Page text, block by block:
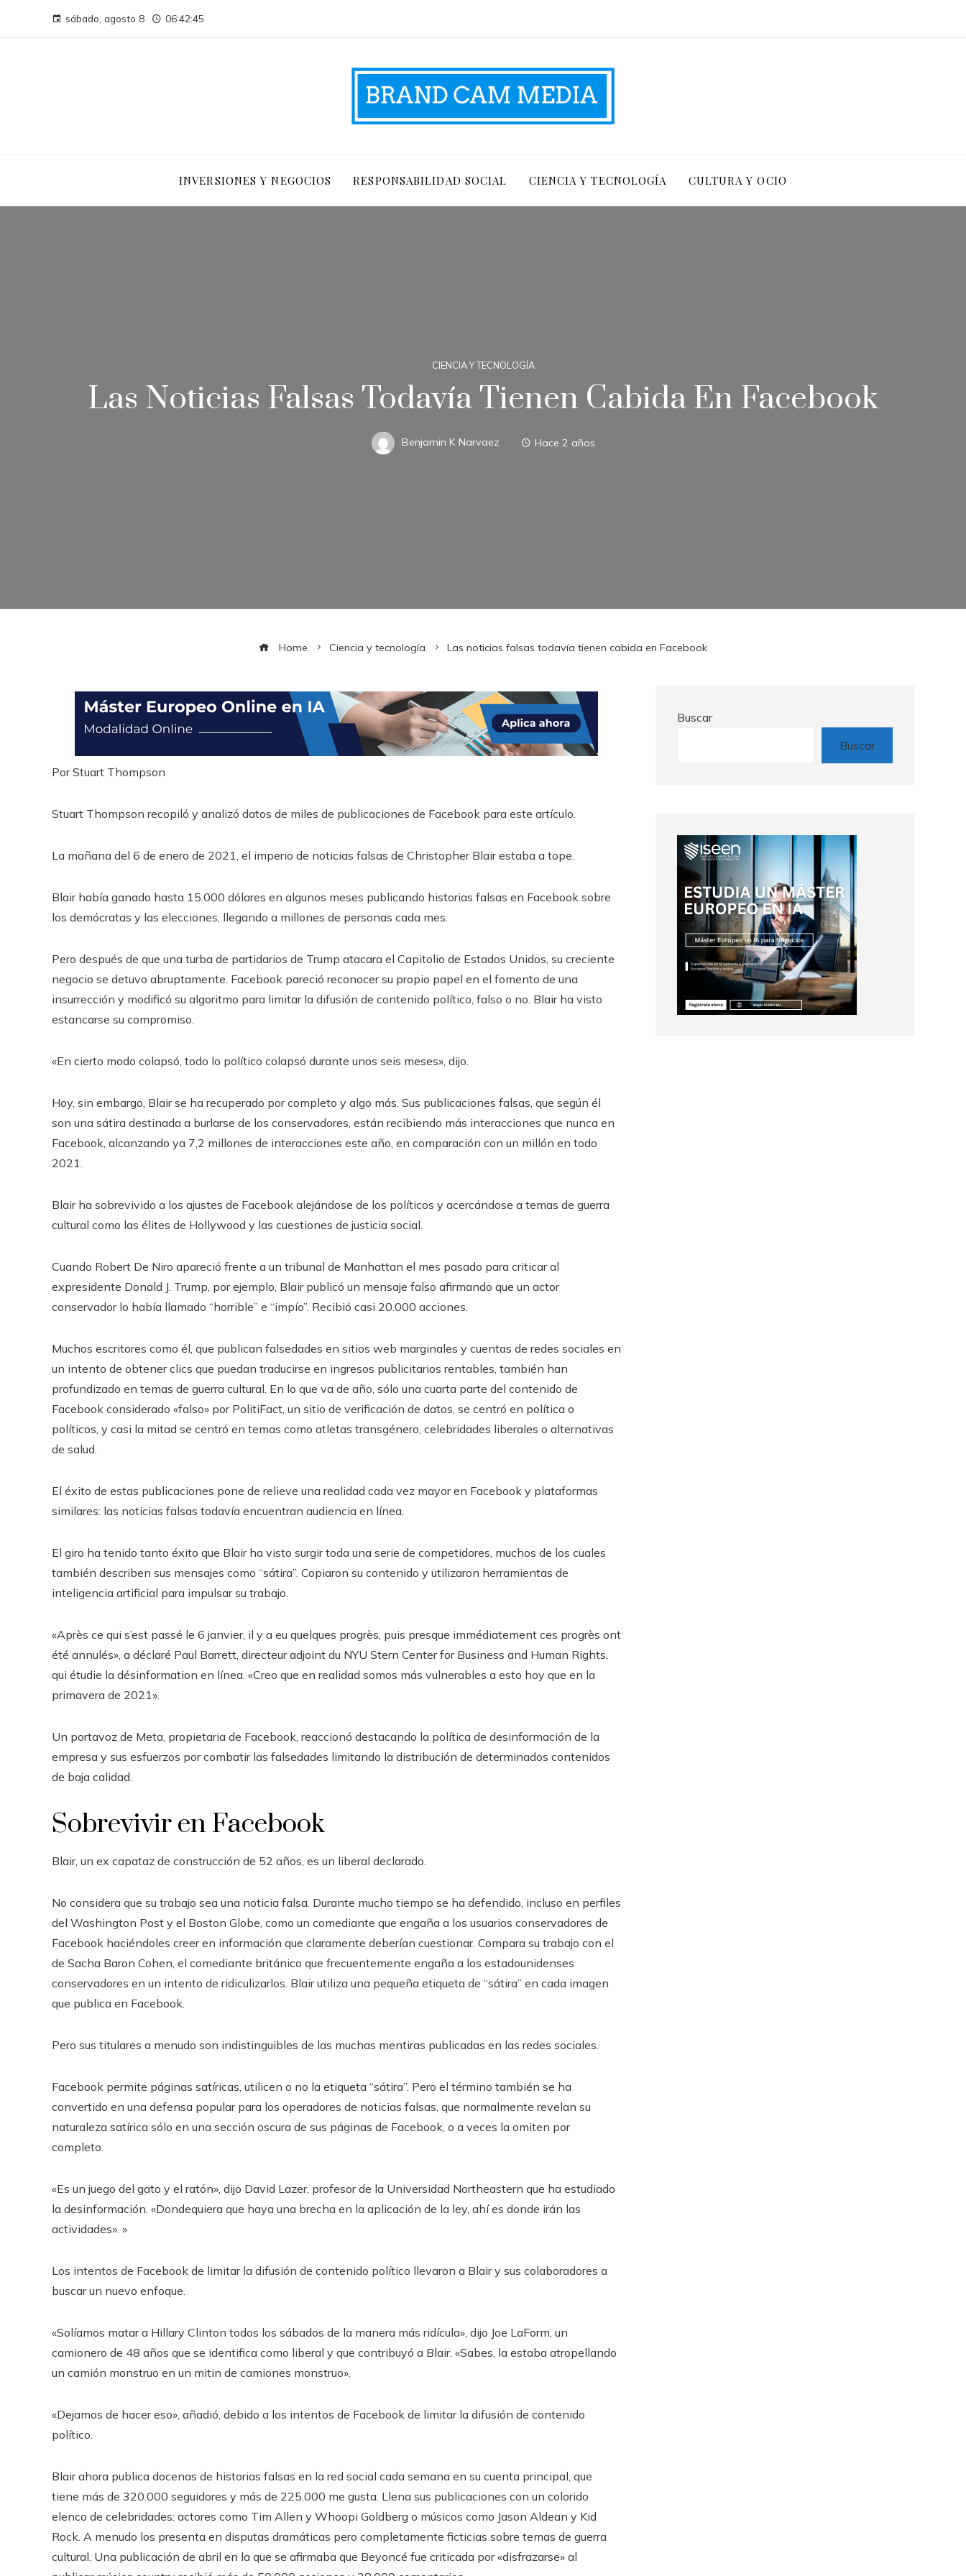
sábado, agosto 8 06:42:46
INVERSIONES Y NEGOCIOS RESPONSABILIDAD SOCIAL CIENCIA Y TECNOLOGÍA CULTURA Y OCIO
CIENCIA Y TECNOLOGÍA
Las Noticias Falsas Todavía Tienen Cabida En Facebook
Benjamin K Narvaez Hace 2 años
Home Ciencia y tecnología Las noticias falsas todavía tienen cabida en Facebook
PorStuart Thompson
Stuart Thompson recopiló y analizó datos de miles de publicaciones de Facebook para este artículo.
La mañana del 6 de enero de 2021, el imperio de noticias falsas de Christopher Blair estaba a tope.
Blair había ganado hasta 15.000 dólares en algunos meses publicando historias falsas en Facebook sobre
los demócratas y las elecciones, llegando a millones de personas cada mes.
Pero después de que una turba de partidarios de Trump atacara el Capitolio de Estados Unidos, su creciente
negocio se detuvo abruptamente. Facebook pareció reconocer su propio papel en el fomento de una
insurrección y modificó su algoritmo para limitar la difusión de contenido político, falso o no. Blair ha visto
estancarse su compromiso.
«En cierto modo colapsó, todo lo político colapsó durante unos seis meses», dijo.
Hoy, sin embargo, Blair se ha recuperado por completo y algo más. Sus publicaciones falsas, que según él
son una sátira destinada a burlarse de los conservadores, están recibiendo más interacciones que nunca en
Facebook, alcanzando ya 7,2 millones de interacciones este año, en comparación con un millón en todo
2021.
Blair ha sobrevivido a los ajustes de Facebook alejándose de los políticos y acercándose a temas de guerra
cultural como las élites de Hollywood y las cuestiones de justicia social.
Cuando Robert De Niro apareció frente a un tribunal de Manhattan el mes pasado para criticar al
expresidente Donald J. Trump, por ejemplo, Blair publicó un mensaje falso afirmando que un actor
conservador lo había llamado “horrible” e “impío”. Recibió casi 20.000 acciones.
Muchos escritores como él, que publican falsedades en sitios web marginales y cuentas de redes sociales en
un intento de obtener clics que puedan traducirse en ingresos publicitarios rentables, también han
profundizado en temas de guerra cultural. En lo que va de año, sólo una cuarta parte del contenido de
Facebook considerado «falso» por PolitiFact, un sitio de verificación de datos, se centró en política o
políticos, y casi la mitad se centró en temas como atletas transgénero, celebridades liberales o alternativas
de salud.
El éxito de estas publicaciones pone de relieve una realidad cada vez mayor en Facebook y plataformas
similares: las noticias falsas todavía encuentran audiencia en línea.
El giro ha tenido tanto éxito que Blair ha visto surgir toda una serie de competidores, muchos de los cuales
también describen sus mensajes como “sátira”. Copiaron su contenido y utilizaron herramientas de
inteligencia artificial para impulsar su trabajo.
«Après ce qui s’est passé le 6 janvier, il y a eu quelques progrès, puis presque immédiatement ces progrès ont
été annulés», a déclaré Paul Barrett, directeur adjoint du NYU Stern Center for Business and Human Rights,
qui étudie la désinformation en línea. «Creo que en realidad somos más vulnerables a esto hoy que en la
primavera de 2021».
Un portavoz de Meta, propietaria de Facebook, reaccionó destacando la política de desinformación de la
empresa y sus esfuerzos por combatir las falsedades limitando la distribución de determinados contenidos
de baja calidad.
Sobrevivir en Facebook
Blair, un ex capataz de construcción de 52 años, es un liberal declarado.
No considera que su trabajo sea una noticia falsa. Durante mucho tiempo se ha defendido, incluso en perfiles
del Washington Post y el Boston Globe, como un comediante que engaña a los usuarios conservadores de
Facebook haciéndoles creer en información que claramente deberían cuestionar. Compara su trabajo con el
de Sacha Baron Cohen, el comediante británico que frecuentemente engaña a los estadounidenses
conservadores en un intento de ridiculizarlos. Blair utiliza una pequeña etiqueta de “sátira” en cada imagen
que publica en Facebook.
Pero sus titulares a menudo son indistinguibles de las muchas mentiras publicadas en las redes sociales.
Facebook permite páginas satíricas, utilicen o no la etiqueta “sátira”. Pero el término también se ha
convertido en una defensa popular para los operadores de noticias falsas, que normalmente revelan su
naturaleza satírica sólo en una sección oscura de sus páginas de Facebook, o a veces la omiten por
completo.
«Es un juego del gato y el ratón», dijo David Lazer, profesor de la Universidad Northeastern que ha estudiado
la desinformación. «Dondequiera que haya una brecha en la aplicación de la ley, ahí es donde irán las
actividades». »
Los intentos de Facebook de limitar la difusión de contenido político llevaron a Blair y sus colaboradores a
buscar un nuevo enfoque.
«Solíamos matar a Hillary Clinton todos los sábados de la manera más ridícula», dijo Joe LaForm, un
camionero de 48 años que se identifica como liberal y que contribuyó a Blair. «Sabes, la estaba atropellando
un camión monstruo en un mitin de camiones monstruo».
«Dejamos de hacer eso», añadió, debido a los intentos de Facebook de limitar la difusión de contenido
político.
Blair ahora publica docenas de historias falsas en la red social cada semana en su cuenta principal, que
tiene más de 320.000 seguidores y más de 225.000 me gusta. Llena sus publicaciones con un colorido
elenco de celebridades: actores como Tim Allen y Whoopi Goldberg o músicos como Jason Aldean y Kid
Rock. A menudo los presenta en disputas dramáticas pero completamente ficticias sobre temas de guerra
cultural. Una publicación de abril en la que se afirmaba que Beyoncé fue criticada por «disfrazarse» al
Buscar
Buscar